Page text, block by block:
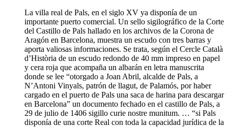
La villa real de Pals, en el siglo XV ya disponía de un
importante puerto comercial. Un sello sigilográfico de la Corte
del Castillo de Pals hallado en los archivos de la Corona de
Aragón en Barcelona, muestra un escudo con tres barras y
aporta valiosas informaciones. Se trata, según el Cercle Català
d’Història de un escudo redondo de 40 mm impreso en papel
y cera roja que acompaña un albarán en letra manuscrita
donde se lee “otorgado a Joan Abril, alcalde de Pals, a
N’Antoni Vinyals, patrón de llagut, de Palamós, por haber
cargado en el puerto de Pals una saca de harina para descargar
en Barcelona” un documento fechado en el castillo de Pals, a
29 de julio de 1406 sigillo curie nostre munitum. … “si Pals
disponía de una corte Real con toda la capacidad jurídica de la